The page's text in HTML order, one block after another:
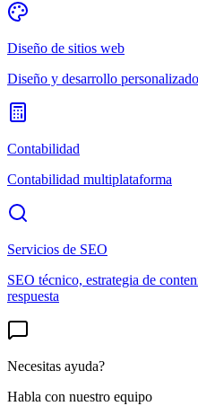
Diseño de sitios web
Diseño y desarrollo
Contabilidad
Contabilidad multiplataforma
Servicios de SEO
SEO técnico, estrategia de
respuesta
Necesitas ayuda?
Habla con nuestro equipo